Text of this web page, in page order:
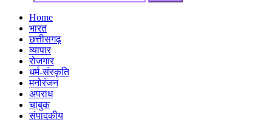
Home
भारत
छत्तीसगढ़
व्यापार
रोजगार
धर्म-संस्कृति
मनोरंजन
अपराध
चाबुक
संपादकीय